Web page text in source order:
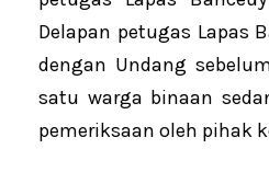
Delapan petugas Lapas
dengan Undang
satu warga binaan
pemeriksaan oleh pihak